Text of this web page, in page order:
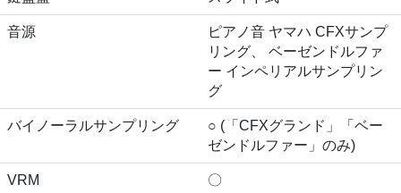
音源
ピアノ音 ヤマハ CFXサンプ
リング、 ベーゼンドルファ
ー インペリアルサンプリン
グ
バイノーラルサンプリング
○ (「CFXグランド」「ベー
ゼンドルファー」のみ)
VRM 〇